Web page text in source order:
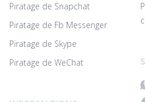
Piratage de Snapchat
Piratage de Fb Messenger
Piratage de Skype
Piratage de WeChat